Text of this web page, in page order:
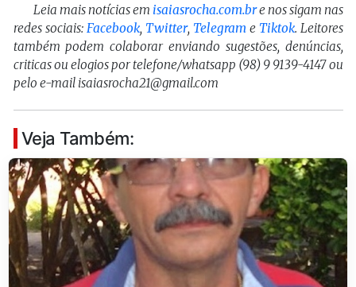
Leia mais notícias em isaiasrocha.com.bre nos sigam nas
redes sociais: Facebook, Twitter, Telegram e Tiktok. Leitores
também podem colaborar enviando sugestões, denúncias,
criticas ou elogios por telefone/whatsapp (98) 9 9139-4147 ou
pelo e-mail isaiasrocha21@gmail.com
Veja Também: